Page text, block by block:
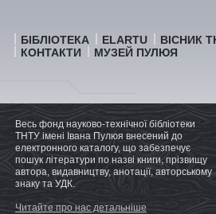
БІБЛІОТЕКА ELARTU ВІСНИК
КОНТАКТИ
МУЗЕЙ ПУЛЮЯ
Весь фонд науково-технічної бібліотеки
ТНТУ імені Івана Пулюя внесений до
електронного каталогу, що забезпечує
пошук літератури по назві книги, прізвищу
автора, видавництву, анотації, авторському
знаку та УДК.
Читайте про нас детальніше